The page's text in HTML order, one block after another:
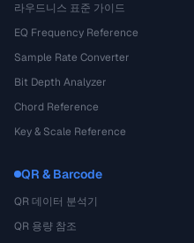
라우드니스 표준 가이드
EQ Frequency Reference
Sample Rate Converter
Bit Depth Analyzer
Chord Reference
Key & Scale Reference
QR & Barcode
QR 데이터 분석기
QR 용량 참조